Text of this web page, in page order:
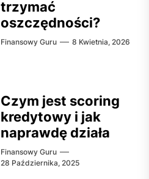
trzymać
oszczędności?
Finansowy Guru 8 Kwietnia, 2026
Czym jest scoring
kredytowy i jak
naprawdę działa
Finansowy Guru
28 Października, 2025